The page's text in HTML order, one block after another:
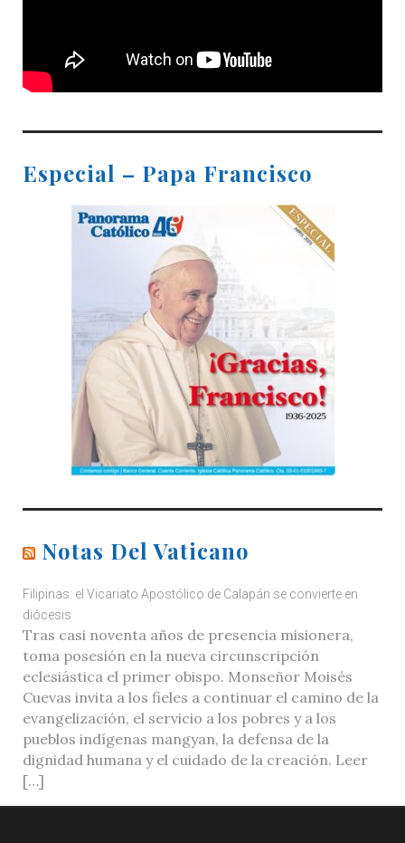
Especial – Papa Francisco
Notas Del Vaticano
Filipinas: el Vicariato Apostólico de Calapán se convierte en
diócesis
Tras casi noventa años de presencia misionera,
toma posesión en la nueva circunscripción
eclesiástica el primer obispo. Monseñor Moisés
Cuevas invita a los fieles a continuar el camino de la
evangelización, el servicio a los pobres y a los
pueblos indígenas mangyan, la defensa de la
dignidad humana y el cuidado de la creación. Leer
[…]